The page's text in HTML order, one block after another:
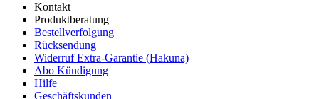
Kontakt
Produktberatung
Bestellverfolgung
Rücksendung
Widerruf Extra-Garantie (Hakuna)
Abo Kündigung
Hilfe
Geschäftskunden